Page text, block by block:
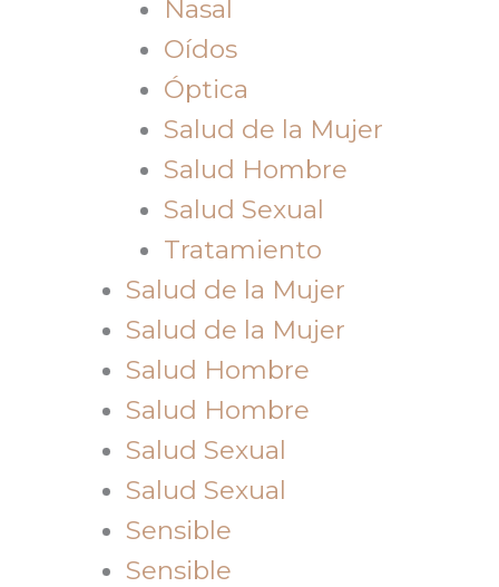
Nasal
Oídos
Óptica
Salud de la Mujer
Salud Hombre
Salud Sexual
Tratamiento
Salud de la Mujer
Salud de la Mujer
Salud Hombre
Salud Hombre
Salud Sexual
Salud Sexual
Sensible
Sensible